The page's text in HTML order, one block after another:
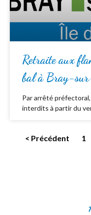
Retraite aux
bal à Bray-
Par arrêté
interdits à partir du
< Précédent 1